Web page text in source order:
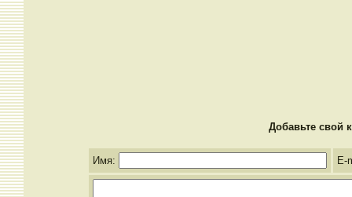
Добавьте свой
Имя: E-